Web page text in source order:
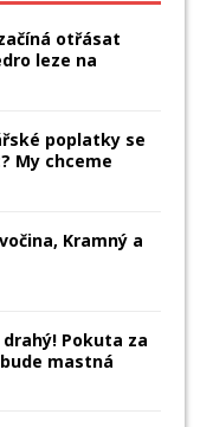
otřásat
leze na
poplatky se
My chceme
Kramný a
Pokuta za
mastná